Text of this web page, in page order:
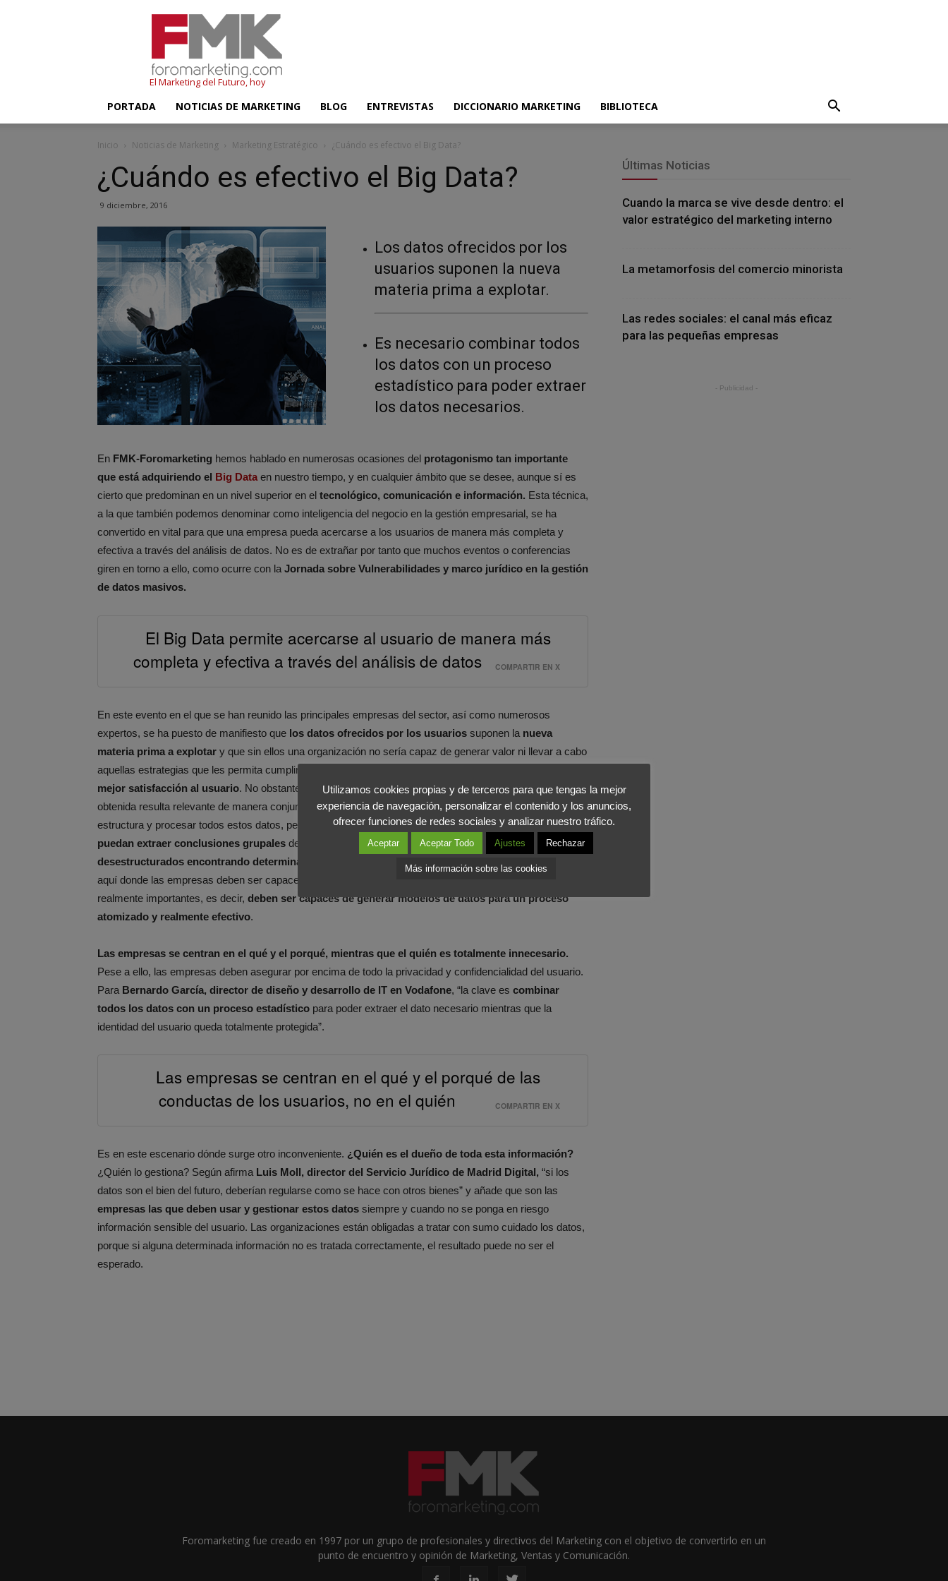
El Marketing del Futuro, hoy
PORTADA NOTICIAS DE MARKETING BLOG ENTREVISTAS DICCIONARIO MARKETING BIBLIOTECA
Inicio Noticias de Marketing Marketing Estratégico ¿Cuándo es efectivo el Big Data?
¿Cuándo es efectivo el Big Data?
9 diciembre, 2016
Los datos ofrecidos por los
usuarios suponen la nueva
materia prima a explotar.
Es necesario combinar todos
los datos con un proceso
estadístico para poder extraer
los datos necesarios.
En FMK-Foromarketing hemos hablado en numerosas ocasiones del protagonismo tan importante
que está adquiriendo el Big Data en nuestro tiempo, y en cualquier ámbito que se desee, aunque sí es
cierto que predominan en un nivel superior en el tecnológico, comunicación e información. Esta técnica,
a la que también podemos denominar como inteligencia del negocio en la gestión empresarial, se ha
convertido en vital para que una empresa pueda acercarse a los usuarios de manera más completa y
efectiva a través del análisis de datos. No es de extrañar por tanto que muchos eventos o conferencias
giren en torno a ello, como ocurre con la Jornada sobre Vulnerabilidades y marco jurídico en la gestión
de datos masivos.
El Big Data permite acercarse al usuario de manera más
completa y efectiva a través del análisis de datos
COMPARTIR EN X
En este evento en el que se han reunido las principales empresas del sector, así como numerosos
expertos, se ha puesto de manifiesto que los datos ofrecidos por los usuarios suponen la nueva
materia prima a explotar y que sin ellos una organización no sería capaz de generar valor ni llevar a cabo
aquellas estrategias que les permita cumplir todos los objetivos fijados de cara a
mejor satisfacción al usuario. No obstante, y según afirman expertos enBig data, esta información
obtenida resulta relevante de manera conjunta pero no individual, por lo que es indispensable medir,
estructura y procesar todos estos datos, permitiendo obtener una gran base de datos gracias a la cualse
puedan extraer conclusiones grupales de conducta. Se trata de la
necesidad de unir datos
desestructurados encontrando determinados patrones,
aquí donde las empresas deben ser capaces de desechar aquellos inútiles para quedarse con los
realmente importantes, es decir, deben ser capaces de generar modelos de datos para un proceso
atomizado y realmente efectivo.
Las empresas se centran en el qué y el porqué, mientras que el quién es totalmente innecesario.
Pese a ello, las empresas deben asegurar por encima de todo la privacidad y confidencialidad del usuario.
Para Bernardo García, director de diseño y desarrollo de IT en Vodafone, “la clave es combinar
todos los datos con un proceso estadístico para poder extraer el dato necesario mientras que la
identidad del usuario queda totalmente protegida”.
Las empresas se centran en el qué y el porqué de las
conductas de los usuarios, no en el quién
COMPARTIR EN X
Es en este escenario dónde surge otro inconveniente. ¿Quién es el dueño de toda esta información?
¿Quién lo gestiona? Según afirma Luis Moll, director del Servicio Jurídico de Madrid Digital, “si los
datos son el bien del futuro, deberían regularse como se hace con otros bienes” y añade que son las
empresas las que deben usar y gestionar estos datos siempre y cuando no se ponga en riesgo
información sensible del usuario. Las organizaciones están obligadas a tratar con sumo cuidado los datos,
porque si alguna determinada información no es tratada correctamente, el resultado puede no ser el
esperado.
Últimas Noticias
Cuando la marca se vive desde dentro: el
valor estratégico del marketing interno
La metamorfosis del comercio minorista
Las redes sociales: el canal más eficaz
para las pequeñas empresas
- Publicidad -
Foromarketing fue creado en 1997 por un grupo de profesionales y directivos del Marketing con el objetivo de convertirlo en un
punto de encuentro y opinión de Marketing, Ventas y Comunicación.
Utilizamos cookies propias y de terceros para que tengas la mejor
experiencia de navegación, personalizar el contenido y los anuncios,
ofrecer funciones de redes sociales y analizar nuestro tráfico.
Aceptar Aceptar Todo Ajustes Rechazar
Más información sobre las cookies